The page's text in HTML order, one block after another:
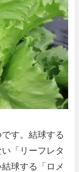
す。結球する
「リーフレタ
球する「ロメ